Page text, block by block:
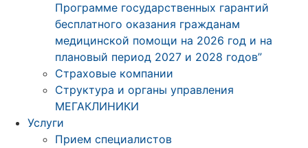
Программе государственных гарантий
бесплатного оказания гражданам
медицинской помощи на 2026 год и на
плановый период 2027 и 2028 годов”
Страховые компании
Структура и органы управления
МЕГАКЛИНИКИ
Услуги
Прием специалистов